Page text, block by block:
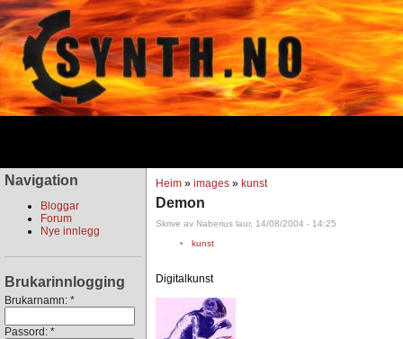
Navigation
Bloggar
Forum
Nye innlegg
Brukarinnlogging
Brukarnamn: *
Passord: *
Heim » images » kunst
Demon
Skrive av Naberius laur, 14/08/2004 - 14:25
kunst
Digitalkunst